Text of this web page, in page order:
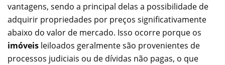
vantagens, sendo a principal delas a possibilidade de
adquirir propriedades por preços significativamente
abaixo do valor de mercado. Isso ocorre porque os
imóveis leiloados geralmente são provenientes de
processos judiciais ou de dívidas não pagas, o que